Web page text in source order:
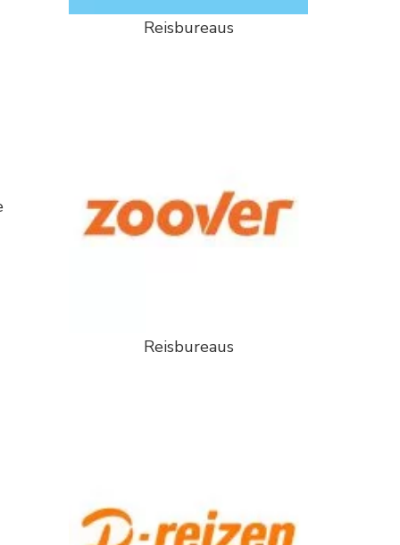
Reisbureaus
Reisbureaus